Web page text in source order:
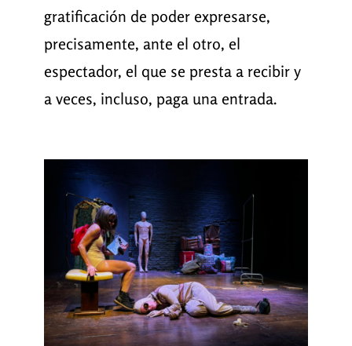
gratificación de poder expresarse,
precisamente, ante el otro, el
espectador, el que se presta a recibir y
a veces, incluso, paga una entrada.